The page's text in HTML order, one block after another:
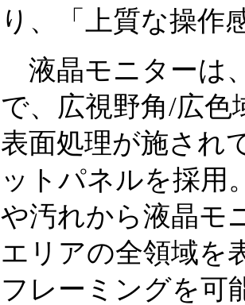
り、「上質な操作
液晶モニターは
で、広視野角/広色
表面処理が施され
ットパネルを採用
や汚れから液晶モ
エリアの全領域を
フレーミングを可